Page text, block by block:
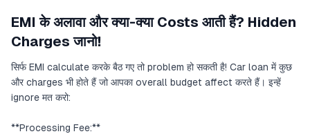
EMI के अलावा और क्या-क्या Costs आती हैं? Hidden
Charges जानो!
सिर्फ EMI calculate करके बैठ गए तो problem हो सकती है! Car loan में कुछ
और charges भी होते हैं जो आपका overall budget affect करते हैं। इन्हें
ignore मत करो:
**Processing Fee:**